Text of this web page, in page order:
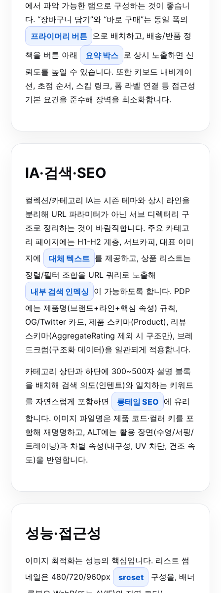
에서 파악 가능한 탭으로 구성하는 것이 좋습니
다. “장바구니 담기”와 “바로 구매”는 동일 폭의
프라이머리 버튼 으로 배치하고, 배송/반품 정
책을 버튼 아래
요약 박스 로 상시 노출하면 신
뢰도를 높일 수 있습니다. 또한 키보드 내비게이
션, 초점 순서, 스킵 링크, 폼 라벨 연결 등 접근성
기본 요건을 준수해 장벽을 최소화합니다.
IA·검색·SEO
컬렉션/카테고리 IA는 시즌 테마와 상시 라인을
분리해 URL 파라미터가 아닌 서브 디렉터리 구
조로 정리하는 것이 바람직합니다. 주요 카테고
리 페이지에는 H1-H2 계층, 서브카피, 대표 이미
지에
대체 텍스트 를 제공하고, 상품 리스트는
정렬/필터 조합을 URL 쿼리로 노출해
내부 검색 인덱싱 이 가능하도록 합니다. PDP
에는 제품명(브랜드+라인+핵심 속성) 규칙,
OG/Twitter 카드, 제품 스키마(Product), 리뷰
스키마(AggregateRating 제외 시 구조만), 브레
드크럼(구조화 데이터)을 일관되게 적용합니다.
카테고리 상단과 하단에 300~500자 설명 블록
을 배치해 검색 의도(인텐트)와 일치하는 키워드
를 자연스럽게 포함하면
롱테일 SEO 에 유리
합니다. 이미지 파일명은 제품 코드·컬러 키를 포
함해 재명명하고, ALT에는 활용 장면(수영/서핑/
트레이닝)과 차별 속성(내구성, UV 차단, 건조 속
도)을 반영합니다.
성능·접근성
이미지 최적화는 성능의 핵심입니다. 리스트 썸
네일은 480/720/960px
srcset
구성을, 배너